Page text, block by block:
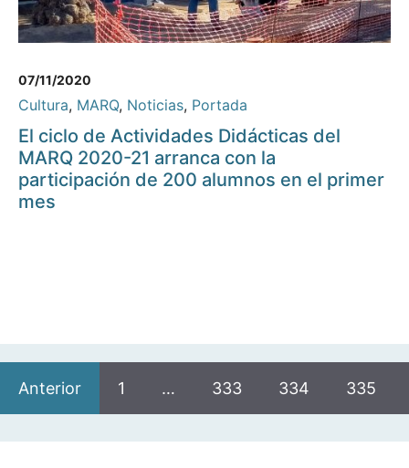
07/11/2020
Cultura, MARQ, Noticias, Portada
El ciclo de Actividades Didácticas del
MARQ 2020-21 arranca con la
participación de 200 alumnos en el primer
mes
Anterior 1 … 333 334 335